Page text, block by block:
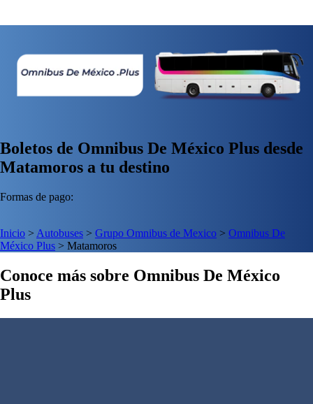
Boletos de Omnibus De México Plus desde
Matamoros a tu destino
Formas de pago:
Inicio > Autobuses > Grupo Omnibus de Mexico > Omnibus De
México Plus > Matamoros
Conoce más sobre Omnibus De México
Plus